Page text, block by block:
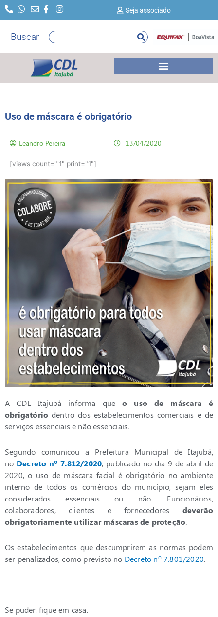
para
conteúdo
Seja associado
Buscar Pesquisar
Uso de máscara é obrigatório
Leandro Pereira
[views count="'1" print="1"]
13/04/2020
A CDL Itajubá informa queo uso de máscara é
obrigatório dentro dos estabelecimentos comerciais e de
serviços essenciais e não essenciais.
Segundo comunicou a Prefeitura Municipal de Itajubá,
no Decreto nº 7.812/2020, publicado no dia 9 de abril de
2020, o uso de máscara facial é obrigatório no ambiente
interno de todos os comércios do município, sejam eles
considerados essenciais ou não. Funcionários,
colaboradores, clientes e fornecedores deverão
obrigatoriamente utilizar máscaras de proteção.
Os estabelecimentos que descumprirem as normas podem
ser penalizados, como previsto no Decreto nº 7.801/2020.
Se puder, fique em casa.